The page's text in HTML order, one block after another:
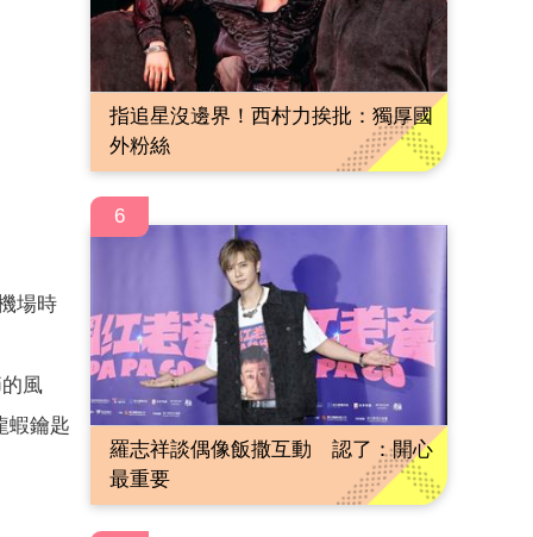
場時
風
蝦鑰匙
指追星沒邊界！西村力挨批：獨厚國
外粉絲
6
羅志祥談偶像飯撒互動 認了：開心
最重要